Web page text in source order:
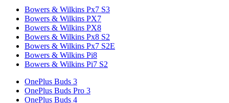
Bowers & Wilkins Px7 S3
Bowers & Wilkins PX7
Bowers & Wilkins PX8
Bowers & Wilkins Px8 S2
Bowers & Wilkins Px7 S2E
Bowers & Wilkins Pi8
Bowers & Wilkins Pi7 S2
OnePlus Buds 3
OnePlus Buds Pro 3
OnePlus Buds 4